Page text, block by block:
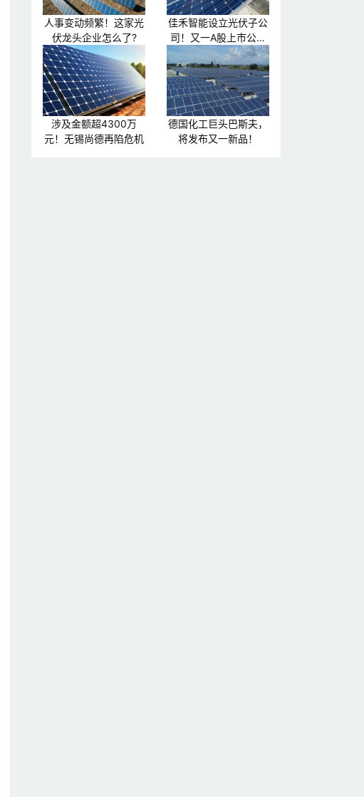
人事变动频繁！这家光
伏龙头企业怎么了?
佳禾智能设立光伏子公
司！又一A股上市公司
跨界光伏
涉及金额超4300万
元！无锡尚德再陷危机
德国化工巨头巴斯夫，
将发布又一新品！